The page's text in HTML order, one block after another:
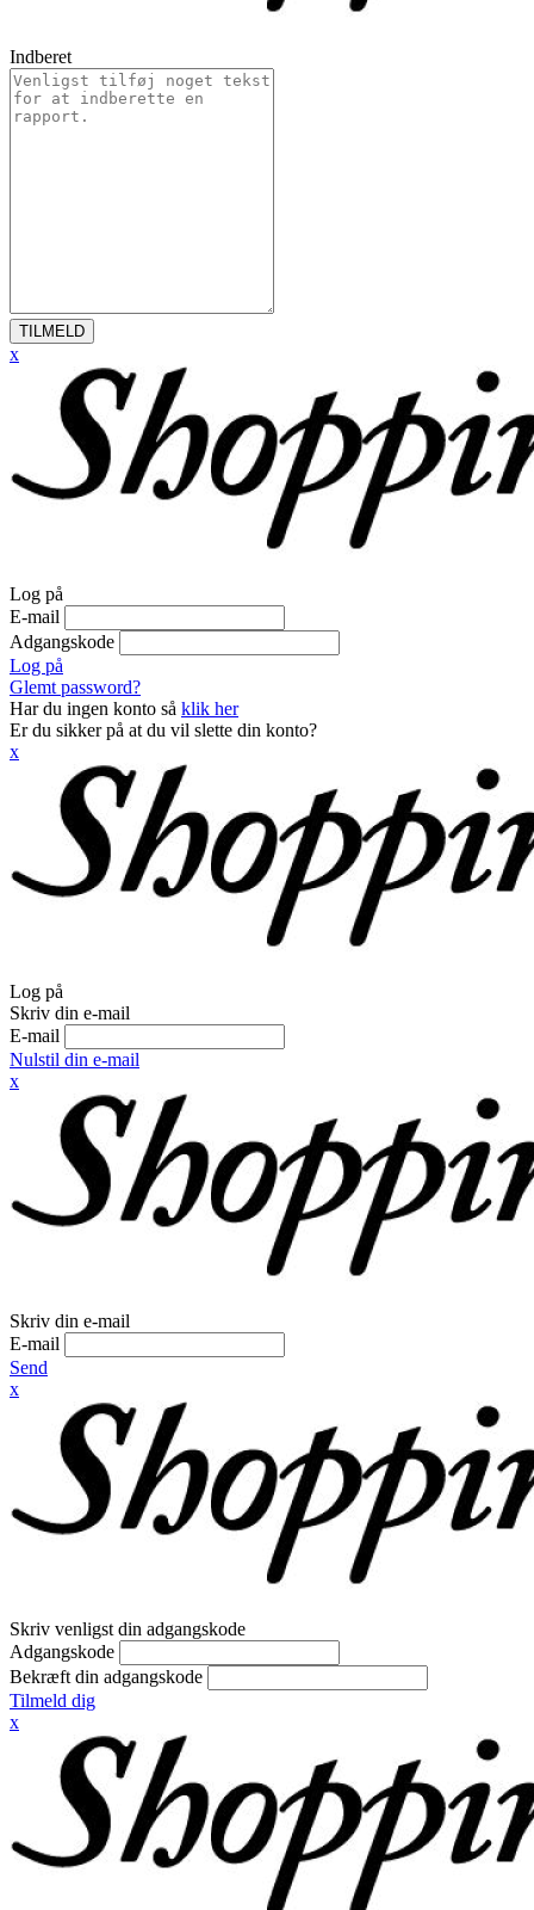
Indberet
TILMELD
x
Log på
E-mail
Adgangskode
Log på
Glemt password?
Har du ingen konto så klik her
Er du sikker på at du vil slette din konto?
x
Log på
Skriv din e-mail
E-mail
Nulstil din e-mail
x
Skriv din e-mail
E-mail
Send
x
Skriv venligst din adgangskode
Adgangskode
Bekræft din adgangskode
Tilmeld dig
x